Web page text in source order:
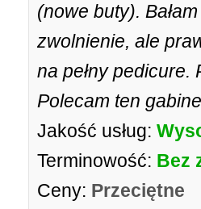
(nowe buty).
zwolnienie, ale
na pełny pedicure.
Polecam ten
Jakość usług:
Terminowość: Bez
Ceny: Przeciętne